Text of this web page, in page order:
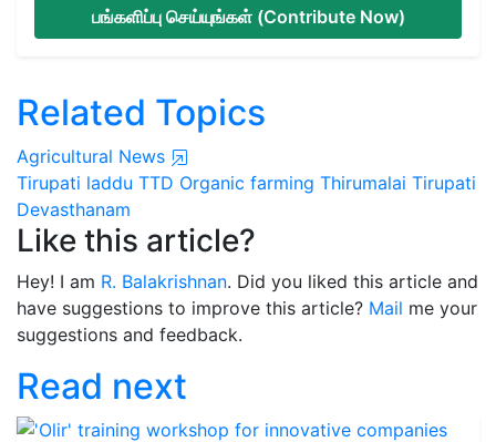
பங்களிப்பு செய்யுங்கள் (Contribute Now)
Related Topics
Agricultural News
Tirupati laddu TTD Organic farming Thirumalai Tirupati
Devasthanam
Like this article?
Hey! I am R. Balakrishnan. Did you liked this article and
have suggestions to improve this article? Mail me your
suggestions and feedback.
Read next